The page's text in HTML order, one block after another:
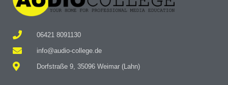
06421 8091130
info@audio-college.de
Dorfstraße 9, 35096 Weimar (Lahn)